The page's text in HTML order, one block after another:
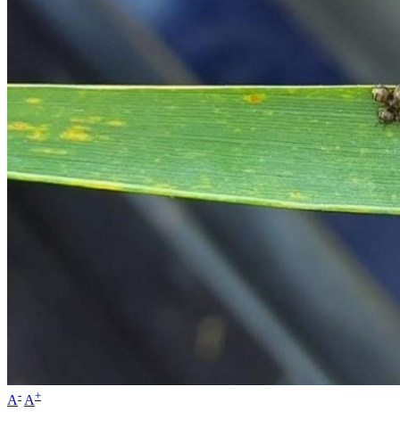
A- A+